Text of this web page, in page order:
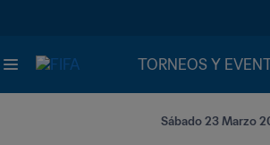
TORNEOS Y
Sábado 23 Marzo